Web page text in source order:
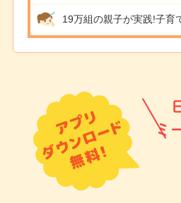
19万組の親子が実践!子育
ミ